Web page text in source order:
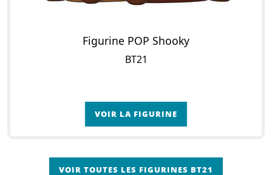
Figurine POP Shooky
BT21
VOIR LA FIGURINE
VOIR TOUTES LES FIGURINES BT21